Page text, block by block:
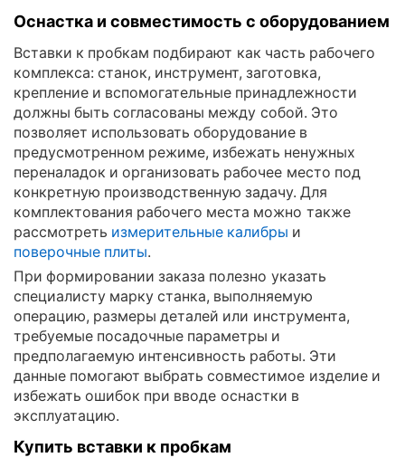
Оснастка и совместимость с оборудованием
Вставки к пробкам подбирают как часть рабочего
комплекса: станок, инструмент, заготовка,
крепление и вспомогательные принадлежности
должны быть согласованы между собой. Это
позволяет использовать оборудование в
предусмотренном режиме, избежать ненужных
переналадок и организовать рабочее место под
конкретную производственную задачу. Для
комплектования рабочего места можно также
рассмотреть измерительные калибры и
поверочные плиты.
При формировании заказа полезно указать
специалисту марку станка, выполняемую
операцию, размеры деталей или инструмента,
требуемые посадочные параметры и
предполагаемую интенсивность работы. Эти
данные помогают выбрать совместимое изделие и
избежать ошибок при вводе оснастки в
эксплуатацию.
Купить вставки к пробкам